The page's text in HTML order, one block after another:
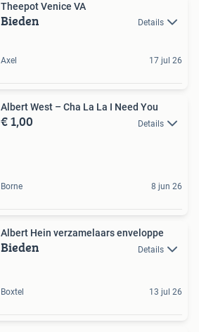
Theepot Venice VA
Bieden Details
Axel 17 jul 26
Albert West – Cha La La I Need You
€ 1,00 Details
Borne 8 jun 26
Albert Hein verzamelaars enveloppe
Bieden Details
Boxtel 13 jul 26